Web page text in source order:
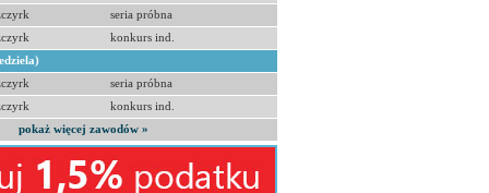
seria próbna
konkurs ind.
seria próbna
konkurs ind.
pokaż więcej zawodów »